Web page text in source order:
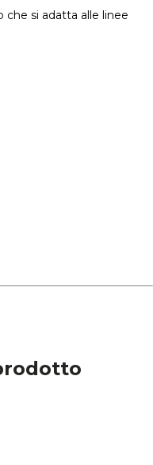
che si adatta alle linee
resistenza e facilità di
condizioni.